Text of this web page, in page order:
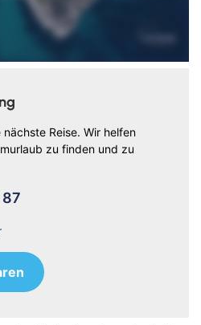
Reise. Wir helfen
zu finden und zu